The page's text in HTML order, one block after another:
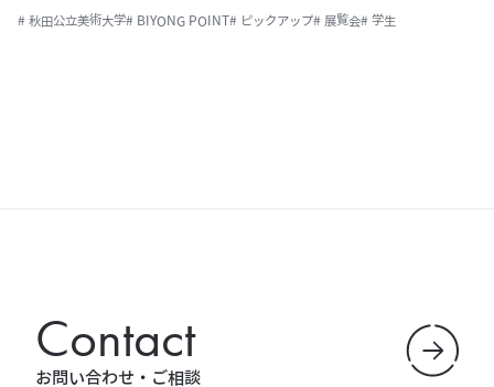
# 秋田公立美術大学# BIYONG POINT# ピックアップ# 展覧会# 学生
Contact
お問い合わせ・ご相談